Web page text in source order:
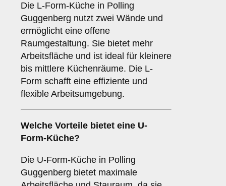
Die L-Form-Küche in Polling
Guggenberg nutzt zwei Wände und
ermöglicht eine offene
Raumgestaltung. Sie bietet mehr
Arbeitsfläche und ist ideal für kleinere
bis mittlere Küchenräume. Die L-
Form schafft eine effiziente und
flexible Arbeitsumgebung.
Welche Vorteile bietet eine U-
Form-Küche?
Die U-Form-Küche in Polling
Guggenberg bietet maximale